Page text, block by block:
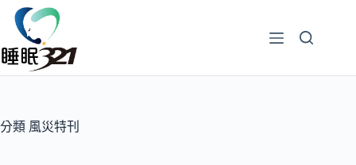
分類 風災特刊